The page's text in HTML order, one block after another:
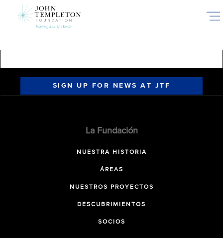
SIGN UP FOR NEWS AT JTF
La Fundación
NUESTRA HISTORIA
ÁREAS
NUESTROS PROYECTOS
DESCUBRIMIENTOS
SOCIOS